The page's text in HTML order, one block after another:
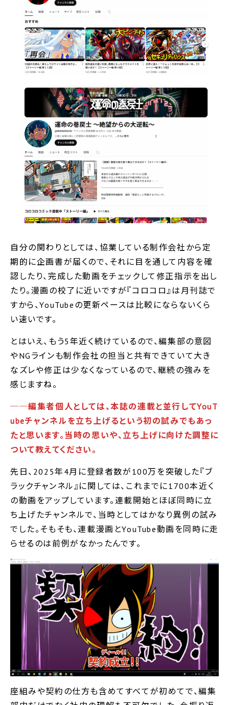
自分の関わりとしては、協業している制作会社から定
期的に企画書が届くので、それに目を通して内容を確
認したり、完成した動画をチェックして修正指示を出し
たり。漫画の校了に近いですが『コロコロ』は月刊誌で
すから、YouTubeの更新ペースは比較にならないくら
い速いです。
とはいえ、もう5年近く続けているので、編集部の意図
やNGラインも制作会社の担当と共有できていて大き
なズレや修正は少なくなっているので、継続の強みを
感じますね。
──編集者個人としては、本誌の連載と並行してYouT
ubeチャンネルを立ち上げるという初の試みでもあっ
たと思います。当時の思いや、立ち上げに向けた調整に
ついて教えてください。
先日、2025年4月に登録者数が100万を突破した『ブ
ラックチャンネル』に関しては、これまでに1700本近く
の動画をアップしています。連載開始とほぼ同時に立
ち上げたチャンネルで、当時としてはかなり異例の試み
でした。そもそも、連載漫画とYouTube動画を同時に走
らせるのは前例がなかったんです。
座組みや契約の仕方も含めてすべてが初めてで、編集